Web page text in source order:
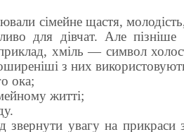
сімейне щастя,
для дівчат. Але пізніше
хміль — символ
з них
ока;
житті;
звернути увагу на
2026» ТОХМ